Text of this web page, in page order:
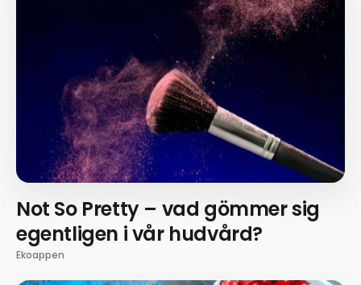
Not So Pretty – vad gömmer sig
egentligen i vår hudvård?
Ekoappen